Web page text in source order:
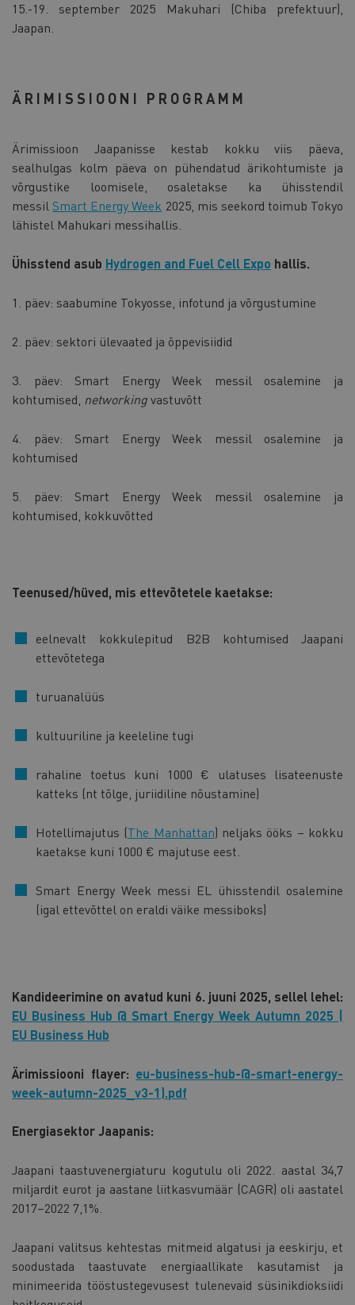
15.-19. september 2025 Makuhari (Chiba prefektuur),
Jaapan.
ÄRIMISSIOONI PROGRAMM
Ärimissioon Jaapanisse kestab kokku viis päeva,
sealhulgas kolm päeva on pühendatud ärikohtumiste ja
võrgustike loomisele, osaletakse ka ühisstendil
messilSmart Energy Week 2025, mis seekord toimub Tokyo
lähistel Mahukari messihallis.
Ühisstend asub Hydrogen and Fuel Cell Expo hallis.
1. päev: saabumine Tokyosse, infotund ja võrgustumine
2. päev: sektori ülevaated ja õppevisiidid
3. päev: Smart Energy Week messil osalemine ja
kohtumised, networkingvastuvõtt
4. päev: Smart Energy Week messil osalemine ja
kohtumised
5. päev: Smart Energy Week messil osalemine ja
kohtumised, kokkuvõtted
Teenused/hüved, mis ettevõtetele kaetakse:
eelnevalt kokkulepitud B2B kohtumised Jaapani
ettevõtetega
turuanalüüs
kultuuriline ja keeleline tugi
rahaline toetus kuni 1000 € ulatuses lisateenuste
katteks (nt tõlge, juriidiline nõustamine)
Hotellimajutus (The Manhattan) neljaks ööks – kokku
kaetakse kuni 1000 € majutuse eest.
Smart Energy Week messi EL ühisstendil osalemine
(igal ettevõttel on eraldi väike messiboks)
Kandideerimine on avatud kuni 6. juuni 2025, sellel lehel:
EU Business Hub @ Smart Energy Week Autumn 2025 |
EU Business Hub
Ärimissiooni flayer: eu-business-hub-@-smart-energy-
week-autumn-2025_v3-1).pdf
Energiasektor Jaapanis:
Jaapani taastuvenergiaturu kogutulu oli 2022. aastal 34,7
miljardit eurot ja aastane liitkasvumäär (CAGR) oli aastatel
2017–2022 7,1%.
Jaapani valitsus kehtestas mitmeid algatusi ja eeskirju, et
soodustada taastuvate energiaallikate kasutamist ja
minimeerida tööstustegevusest tulenevaid süsinikdioksiidi